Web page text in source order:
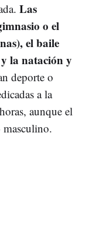
Las
o el
el baile
la natación y
deporte o
a la
aunque el
masculino.